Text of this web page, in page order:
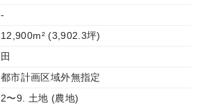
-
12,900m² (3,902.3坪)
田
都市計画区域外無指定
2〜9. 土地 (農地)